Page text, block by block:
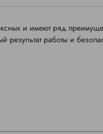
и имеют ряд
работы и